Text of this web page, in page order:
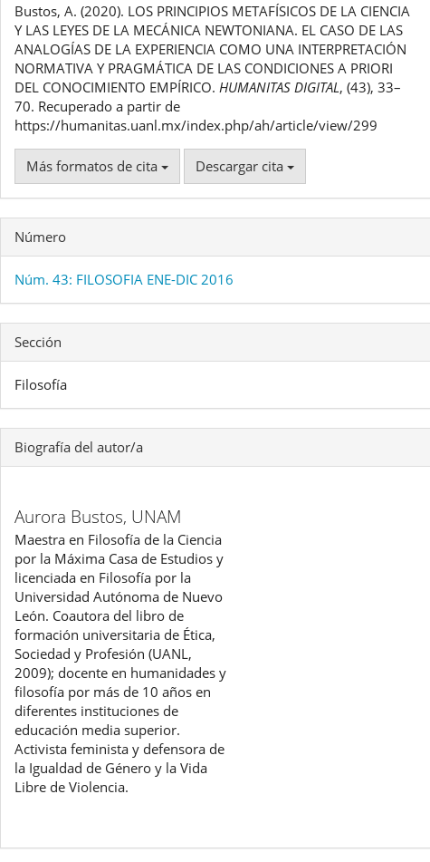
artículo
Bustos, A. (2020). LOS PRINCIPIOS METAFÍSICOS DE LA CIENCIA
Y LAS LEYES DE LA MECÁNICA NEWTONIANA. EL CASO DE LAS
ANALOGÍAS DE LA EXPERIENCIA COMO UNA INTERPRETACIÓN
NORMATIVA Y PRAGMÁTICA DE LAS CONDICIONES A PRIORI
DEL CONOCIMIENTO EMPÍRICO. HUMANITAS DIGITAL, (43), 33–
70. Recuperado a partir de
https://humanitas.uanl.mx/index.php/ah/article/view/299
Más formatos de cita Descargar cita
Número
Núm. 43: FILOSOFIA ENE-DIC 2016
Sección
Filosofía
Biografía del autor/a
Aurora Bustos, UNAM
Maestra en Filosofía de la Ciencia
por la Máxima Casa de Estudios y
licenciada en Filosofía por la
Universidad Autónoma de Nuevo
León. Coautora del libro de
formación universitaria de Ética,
Sociedad y Profesión (UANL,
2009); docente en humanidades y
filosofía por más de 10 años en
diferentes instituciones de
educación media superior.
Activista feminista y defensora de
la Igualdad de Género y la Vida
Libre de Violencia.